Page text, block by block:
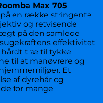
Max 705
en række stringente
og retvisende
på den samlede
effektivitet
hårdt træ til tykke
til at manøvrere og
Et
af dyrehår og
for mange